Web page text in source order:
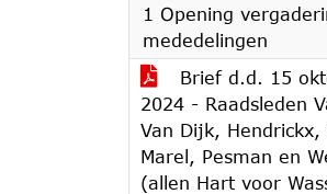
1 Opening
mededelingen
Brief d.d. 15
2024 - Raadsleden
Van Dijk, Hendrickx,
Marel, Pesman en
(allen Hart voor